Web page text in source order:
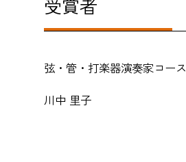
受賞者
弦・管・打楽器演奏家コース
川中 里子